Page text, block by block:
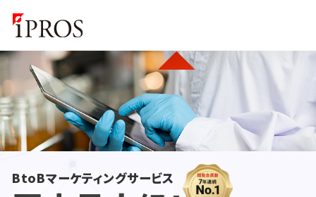
BtoBマーケティングサービス